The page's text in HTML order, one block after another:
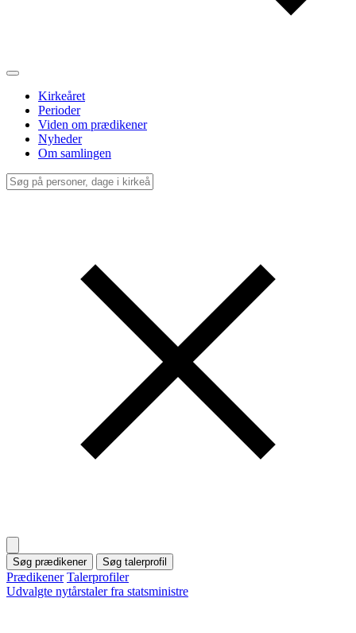
Kirkeåret
Perioder
Viden om prædikener
Nyheder
Om samlingen
Søg prædikener Søg talerprofil
Prædikener Talerprofiler
Udvalgte nytårstaler fra statsministre